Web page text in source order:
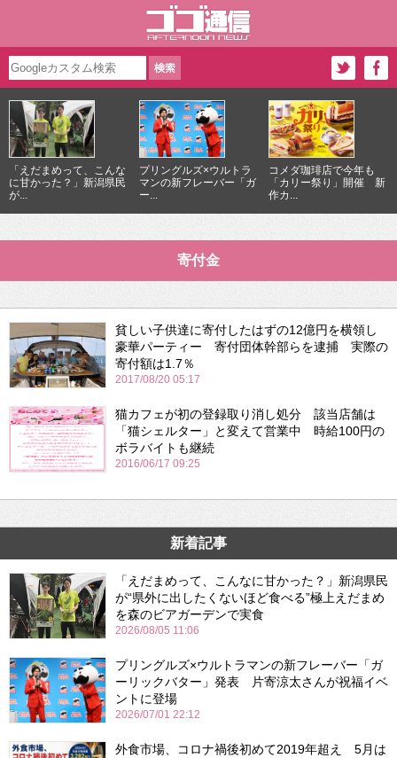
「えだまめって、こんな
に甘かった？」新潟県民
が...
プリングルズ×ウルトラ
マンの新フレーバー「ガ
ー...
コメダ珈琲店で今年も
「カリー祭り」開催 新
作カ...
寄付金
貧しい子供達に寄付したはずの12億円を横領し
豪華パーティー 寄付団体幹部らを逮捕 実際の
寄付額は1.7％
2017/08/20 05:17
猫カフェが初の登録取り消し処分 該当店舗は
「猫シェルター」と変えて営業中 時給100円の
ボラバイトも継続
2016/06/17 09:25
新着記事
「えだまめって、こんなに甘かった？」新潟県民
が“県外に出したくないほど食べる”極上えだまめ
を森のビアガーデンで実食
2026/08/05 11:06
プリングルズ×ウルトラマンの新フレーバー「ガ
ーリックバター」発表 片寄涼太さんが祝福イベ
ントに登場
2026/07/01 22:12
外食市場、コロナ禍後初めて2019年超え 5月は